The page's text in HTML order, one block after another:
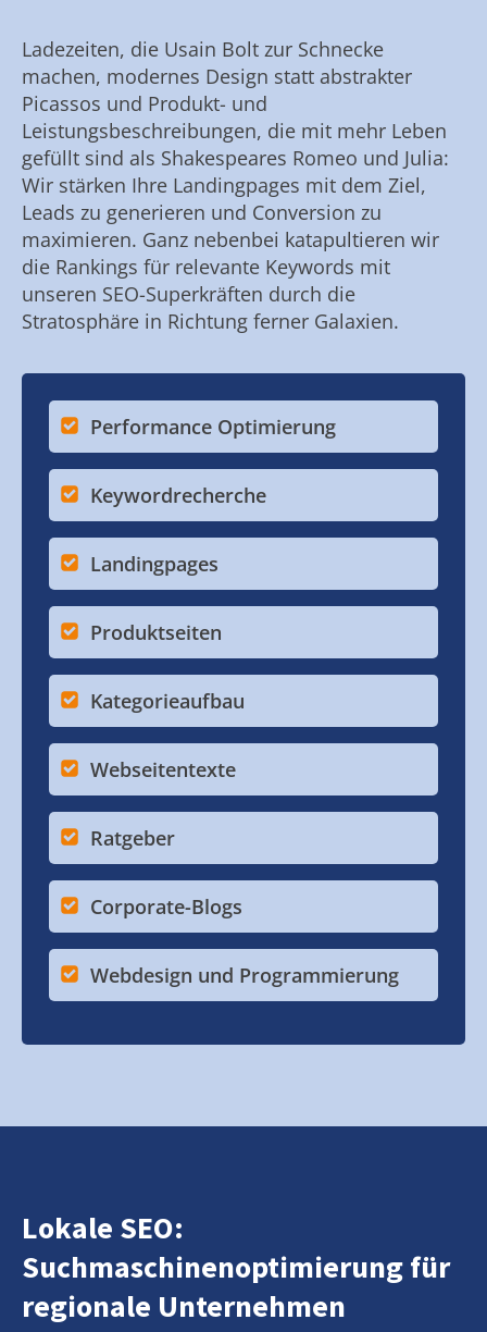
Ladezeiten, die Usain Bolt zur Schnecke
machen, modernes Design statt abstrakter
Picassos und Produkt- und
Leistungsbeschreibungen, die mit mehr Leben
gefüllt sind als Shakespeares Romeo und Julia:
Wir stärken Ihre Landingpages mit dem Ziel,
Leads zu generieren und Conversion zu
maximieren. Ganz nebenbei katapultieren wir
die Rankings für relevante Keywords mit
unseren SEO-Superkräften durch die
Stratosphäre in Richtung ferner Galaxien.
Performance Optimierung
Keywordrecherche
Landingpages
Produktseiten
Kategorieaufbau
Webseitentexte
Ratgeber
Corporate-Blogs
Webdesign und Programmierung
Lokale SEO:
Suchmaschinenoptimierung für
regionale Unternehmen